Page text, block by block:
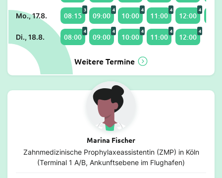
Mo., 17.8. 08:15
3
09:00
4
10:00
4
11:00
4
12:00
4
Di., 18.8. 08:00
4
09:00
4
10:00
4
11:00
4
12:00
4
Weitere Termine
Marina Fischer
Zahnmedizinische Prophylaxeassistentin (ZMP) in Köln
(Terminal 1 A/B, Ankunftsebene im Flughafen)